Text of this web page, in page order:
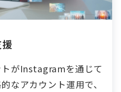
がInstagramを通じて
なアカウント運用で、